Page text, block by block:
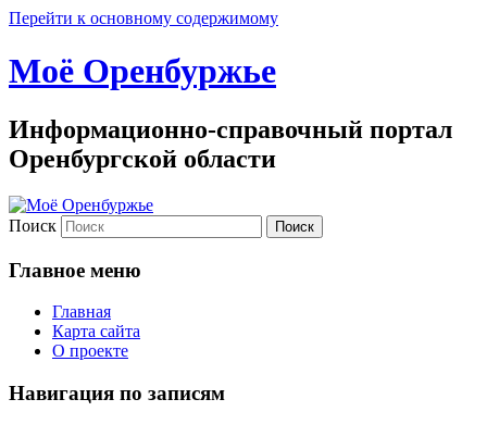
Перейти к основному содержимому
Моё Оренбуржье
Информационно-справочный портал
Оренбургской области
Поиск
Главное меню
Главная
Карта сайта
О проекте
Навигация по записям